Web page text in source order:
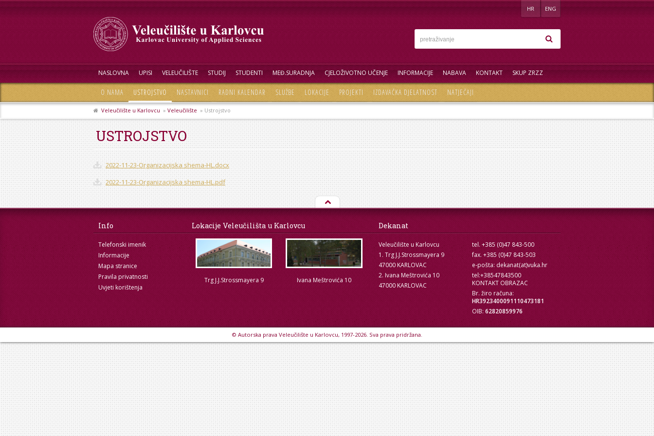
HR ENG
NASLOVNA UPISI VELEUČILIŠTE STUDIJ STUDENTI MEĐ.SURADNJA CJELOŽIVOTNO UČENJE INFORMACIJE NABAVA KONTAKT SKUP ZRZZ
O NAMA USTROJSTVO NASTAVNICI RADNI KALENDAR SLUŽBE LOKACIJE PROJEKTI IZDAVAČKA DJELATNOST NATJEČAJI
Veleučilište u Karlovcu » Veleučilište » Ustrojstvo
USTROJSTVO
2022-11-23-Organizacijska shema-HL.docx
2022-11-23-Organizacijska shema-HL.pdf
Info
Telefonski imenik
Informacije
Mapa stranice
Pravila privatnosti
Uvjeti korištenja
Lokacije Veleučilišta u Karlovcu
Trg J.J.Strossmayera 9 Ivana Meštrovića 10
Dekanat
Veleučilište u Karlovcu
1. Trg J.J.Strossmayera 9
47000 KARLOVAC
2. Ivana Meštrovića 10
47000 KARLOVAC
tel. +385 (0)47 843-500
fax. +385 (0)47 843-503
e-pošta: dekanat(at)vuka.hr
tel:+38547843500
KONTAKT OBRAZAC
Br. žiro računa:
HR3923400091110473181
OIB: 62820859976
© Autorska prava Veleučilište u Karlovcu, 1997-2026. Sva prava pridržana.